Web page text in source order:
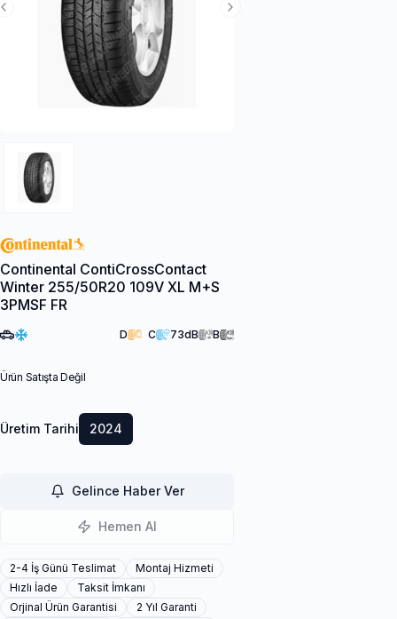
Next Slide
Previous Slide
Continental ContiCrossContact
Winter 255/50R20 109V XL M+S
3PMSF FR
D C 73dB B
Ürün Satışta Değil
Üretim Tarihi 2024
Gelince Haber Ver
Hemen Al
2-4 İş Günü Teslimat
Montaj Hizmeti
Hızlı İade
Taksit İmkanı
Orjinal Ürün Garantisi
2 Yıl Garanti